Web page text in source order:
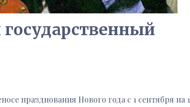
празднования Нового года с 1 сентября на 1